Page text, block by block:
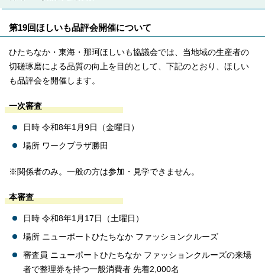
第19回ほしいも品評会開催について
ひたちなか・東海・那珂ほしいも協議会では、当地域の生産者の
切磋琢磨による品質の向上を目的として、下記のとおり、ほしい
も品評会を開催します。
一次審査
日時 令和8年1月9日（金曜日）
場所 ワークプラザ勝田
※関係者のみ。一般の方は参加・見学できません。
本審査
日時 令和8年1月17日（土曜日）
場所 ニューポートひたちなか ファッションクルーズ
審査員 ニューポートひたちなか ファッションクルーズの来場
者で整理券を持つ一般消費者 先着2,000名